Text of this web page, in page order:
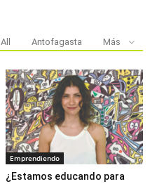
All Antofagasta Más
Emprendiendo
¿Estamos educando para